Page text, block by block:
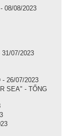
08/08/2023
07/2023
26/07/2023
SEA" - TỔNG